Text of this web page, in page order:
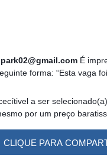
É
forma: “Esta vaga
a ser
por um preço
CLIQUE PARA